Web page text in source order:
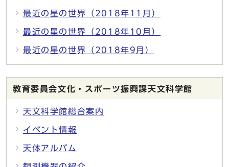
最近の星の世界（2018年11月）
最近の星の世界（2018年10月）
最近の星の世界（2018年9月）
教育委員会文化・スポーツ振興課天文科学館
天文科学館総合案内
イベント情報
天体アルバム